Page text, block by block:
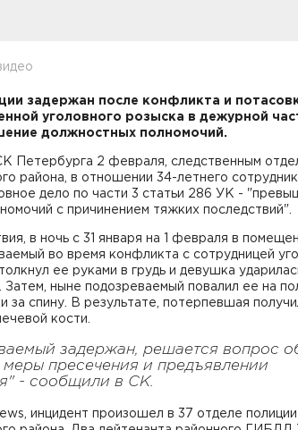
задержан после конфликта и
уголовного розыска в дежурной
должностных полномочий.
Петербурга 2 февраля, следственным
района, в отношении 34-летнего
дело по части 3 статьи 286 УК -
с причинением тяжких последствий".
в ночь с 31 января на 1 февраля в
во время конфликта с сотрудницей
ее руками в грудь и девушка
Затем, ныне подозреваемый повалил ее на
за спину. В результате, потерпевшая
кости.
задержан, решается вопрос
пресечения и предъявлении
- сообщили в СК.
инцидент произошел в 37 отделе полиции